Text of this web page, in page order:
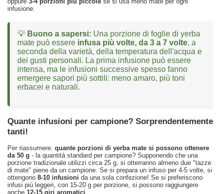
infusione.
💡 Buono a sapersi: Una porzione di foglie di yerba
mate può essere infusa più volte, da 3 a 7 volte, a
seconda della varietà, della temperatura dell'acqua e
dei gusti personali. La prima infusione può essere
intensa, ma le infusioni successive spesso fanno
emergere sapori più sottili: meno amaro, più toni
erbacei e naturali.
Quante infusioni per campione? Sorprendentemente
tanti!
Per riassumere: quante porzioni di yerba mate si possono ottenere
da 50 g - la quantità standard per campione? Supponendo che una
porzione tradizionale utilizzi circa 25 g, si otterranno almeno due "tazze
di mate" piene da un campione. Se si prepara un infuso per 4-5 volte, si
ottengono 8-10 infusioni da una sola confezione! Se si preferiscono
infusi più leggeri, con 15-20 g per porzione, si possono raggiungere
anche 12-15 giri aromatici.